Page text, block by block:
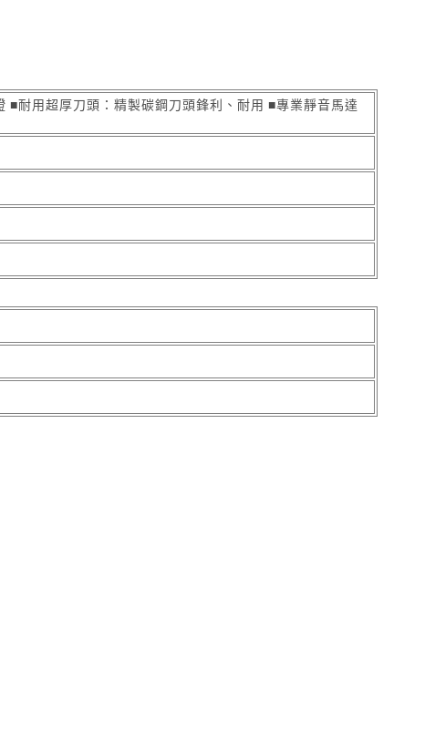
■耐用超厚刀頭：精製碳鋼刀頭鋒利、耐用 ■專業靜音馬達